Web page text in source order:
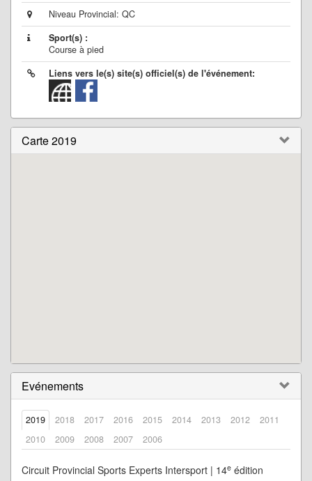
Niveau Provincial: QC
Sport(s) :
Course à pied
Liens vers le(s) site(s) officiel(s) de l'événement:
Carte 2019
Evénements
2019 2018 2017 2016 2015 2014 2013 2012
2011
2010
2009 2008 2007 2006
Circuit Provincial Sports Experts Intersport | 14e édition